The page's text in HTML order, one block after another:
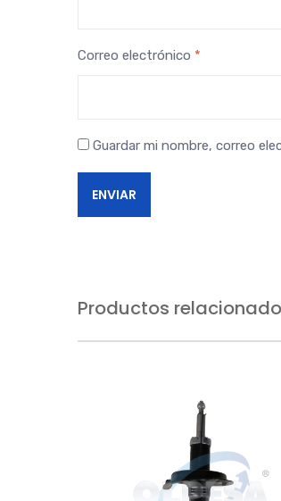
Correo electrónico *
Guardar mi nombre, correo
Productos